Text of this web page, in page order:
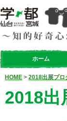
ホーム
HOME > 2018出展プロ
2018出